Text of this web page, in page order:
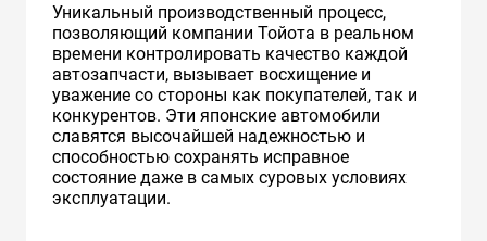
Уникальный производственный процесс,
позволяющий компании Тойота в реальном
времени контролировать качество каждой
автозапчасти, вызывает восхищение и
уважение со стороны как покупателей, так и
конкурентов. Эти японские автомобили
славятся высочайшей надежностью и
способностью сохранять исправное
состояние даже в самых суровых условиях
эксплуатации.